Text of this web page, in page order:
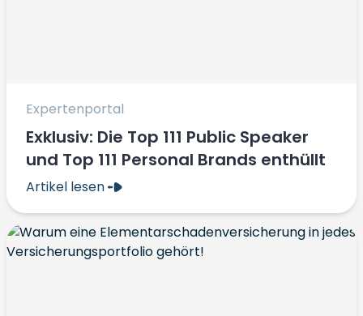
Expertenportal
Exklusiv: Die Top 111 Public Speaker
und Top 111 Personal Brands enthüllt
Artikel lesen